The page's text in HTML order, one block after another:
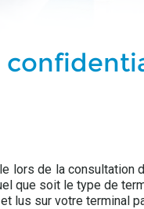
lors de la
que soit le type de
lus sur votre terminal